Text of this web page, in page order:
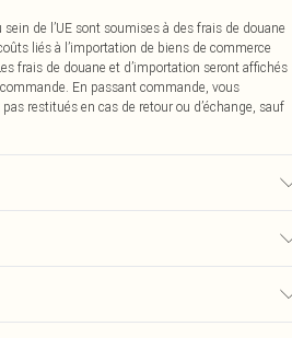
de l’UE sont soumises à des frais de douane
liés à l’importation de biens de commerce
frais de douane et d’importation seront affichés
En passant commande, vous
restitués en cas de retour ou d’échange, sauf